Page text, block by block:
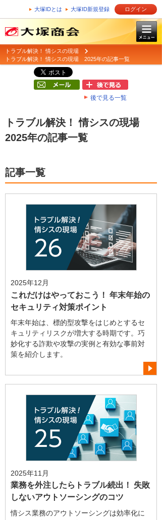
大塚IDとは 大塚ID新規登録 ログイン
トラブル解決！ 情シスの現場
トラブル解決！ 情シスの現場 2025年の記事一覧
後で見る一覧
トラブル解決！ 情シスの現場
2025年の記事一覧
記事一覧
2025年12月
これだけはやっておこう！ 年末年始の
セキュリティ対策ポイント
年末年始は、標的型攻撃をはじめとするセ
キュリティリスクが増大する時期です。巧
妙化する詐欺や攻撃の実例と有効な事前対
策を紹介します。
2025年11月
業務を外注したらトラブル続出！ 失敗
しないアウトソーシングのコツ
情シス業務のアウトソーシングは効率化に